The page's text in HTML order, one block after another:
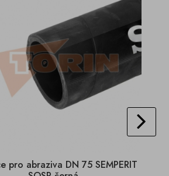
pro abraziva DN 75 SEMPERIT